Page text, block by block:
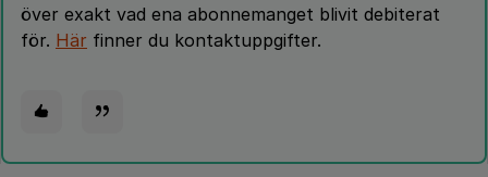
över exakt vad ena abonnemanget blivit debiterat
för. Här finner du kontaktuppgifter.